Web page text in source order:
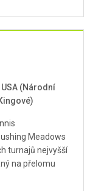
(Národní
Meadows
turnajů nejvyšší
na přelomu